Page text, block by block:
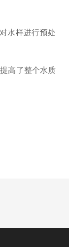
水样进行预处
高了整个水质